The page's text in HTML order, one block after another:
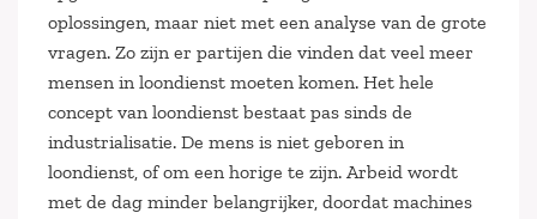
oplossingen, maar niet met een analyse van de grote
vragen. Zo zijn er partijen die vinden dat veel meer
mensen in loondienst moeten komen. Het hele
concept van loondienst bestaat pas sinds de
industrialisatie. De mens is niet geboren in
loondienst, of om een horige te zijn. Arbeid wordt
met de dag minder belangrijker, doordat machines